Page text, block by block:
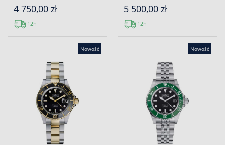
4 750,00 zł
12h
5 500,00 zł
12h
Nowość Nowość